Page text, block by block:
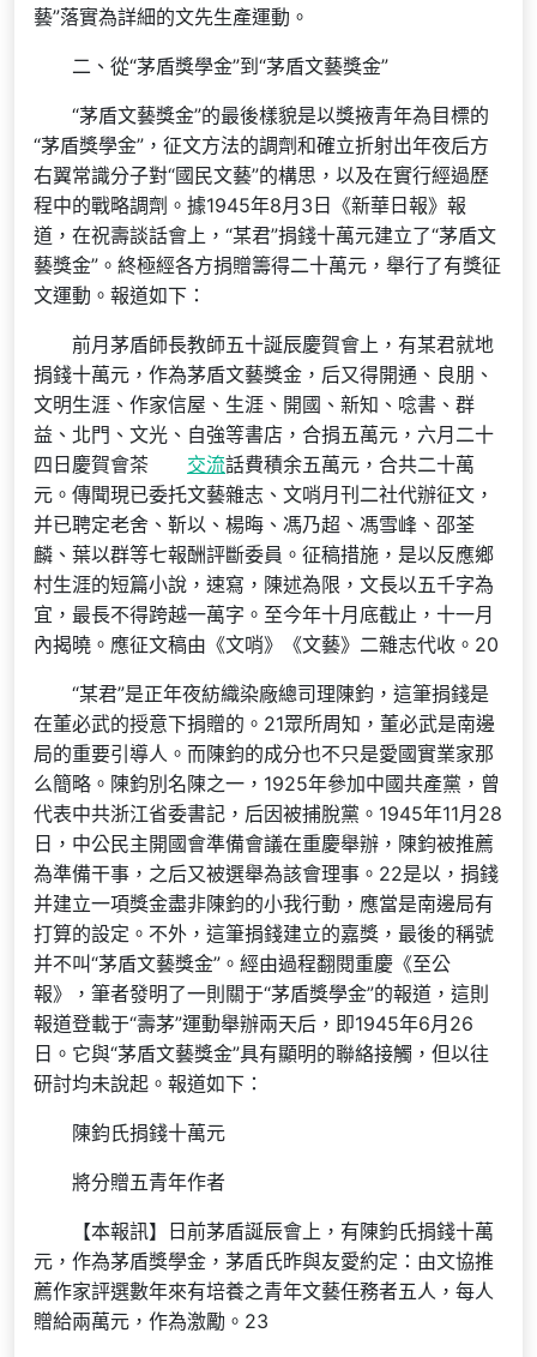
藝”落實為詳細的文先生產運動。
二、從“茅盾獎學金”到“茅盾文藝獎金”
“茅盾文藝獎金”的最後樣貌是以獎掖青年為目標的
“茅盾獎學金”，征文方法的調劑和確立折射出年夜后方
右翼常識分子對“國民文藝”的構思，以及在實行經過歷
程中的戰略調劑。據1945年8月3日《新華日報》報
道，在祝壽談話會上，“某君”捐錢十萬元建立了“茅盾文
藝獎金”。終極經各方捐贈籌得二十萬元，舉行了有獎征
文運動。報道如下：
前月茅盾師長教師五十誕辰慶賀會上，有某君就地
捐錢十萬元，作為茅盾文藝獎金，后又得開通、良朋、
文明生涯、作家信屋、生涯、開國、新知、唸書、群
益、北門、文光、自強等書店，合捐五萬元，六月二十
四日慶賀會茶
交流話費積余五萬元，合共二十萬
元。傳聞現已委托文藝雜志、文哨月刊二社代辦征文，
并已聘定老舍、靳以、楊晦、馮乃超、馮雪峰、邵荃
麟、葉以群等七報酬評斷委員。征稿措施，是以反應鄉
村生涯的短篇小說，速寫，陳述為限，文長以五千字為
宜，最長不得跨越一萬字。至今年十月底截止，十一月
內揭曉。應征文稿由《文哨》《文藝》二雜志代收。20
“某君”是正年夜紡織染廠總司理陳鈞，這筆捐錢是
在董必武的授意下捐贈的。21眾所周知，董必武是南邊
局的重要引導人。而陳鈞的成分也不只是愛國實業家那
么簡略。陳鈞別名陳之一，1925年參加中國共產黨，曾
代表中共浙江省委書記，后因被捕脫黨。1945年11月28
日，中公民主開國會準備會議在重慶舉辦，陳鈞被推薦
為準備干事，之后又被選舉為該會理事。22是以，捐錢
并建立一項獎金盡非陳鈞的小我行動，應當是南邊局有
打算的設定。不外，這筆捐錢建立的嘉獎，最後的稱號
并不叫“茅盾文藝獎金”。經由過程翻閱重慶《至公
報》，筆者發明了一則關于“茅盾獎學金”的報道，這則
報道登載于“壽茅”運動舉辦兩天后，即1945年6月26
日。它與“茅盾文藝獎金”具有顯明的聯絡接觸，但以往
研討均未說起。報道如下：
陳鈞氏捐錢十萬元
將分贈五青年作者
【本報訊】日前茅盾誕辰會上，有陳鈞氏捐錢十萬
元，作為茅盾獎學金，茅盾氏昨與友愛約定：由文協推
薦作家評選數年來有培養之青年文藝任務者五人，每人
贈給兩萬元，作為激勵。23